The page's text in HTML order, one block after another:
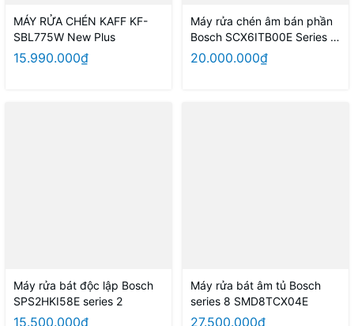
MÁY RỬA CHÉN KAFF KF-
SBL775W New Plus
15.990.000₫
Máy rửa chén âm bán phần
Bosch SCX6ITB00E Series 6
- 60 cm
20.000.000₫
Máy rửa bát độc lập Bosch
SPS2HKI58E series 2
15.500.000₫
Máy rửa bát âm tủ Bosch
series 8 SMD8TCX04E
27.500.000₫